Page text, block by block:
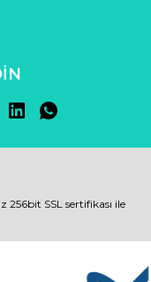
256bit SSL sertifikası ile